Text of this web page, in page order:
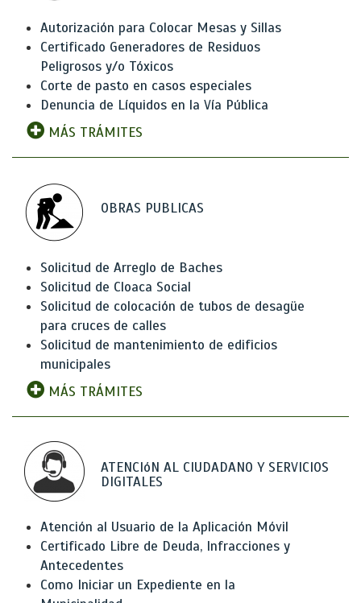
Autorización para Colocar Mesas y Sillas
Certificado Generadores de Residuos
Peligrosos y/o Tóxicos
Corte de pasto en casos especiales
Denuncia de Líquidos en la Vía Pública
MÁS TRÁMITES
OBRAS PUBLICAS
Solicitud de Arreglo de Baches
Solicitud de Cloaca Social
Solicitud de colocación de tubos de desagüe
para cruces de calles
Solicitud de mantenimiento de edificios
municipales
MÁS TRÁMITES
ATENCIóN AL CIUDADANO Y SERVICIOS
DIGITALES
Atención al Usuario de la Aplicación Móvil
Certificado Libre de Deuda, Infracciones y
Antecedentes
Como Iniciar un Expediente en la